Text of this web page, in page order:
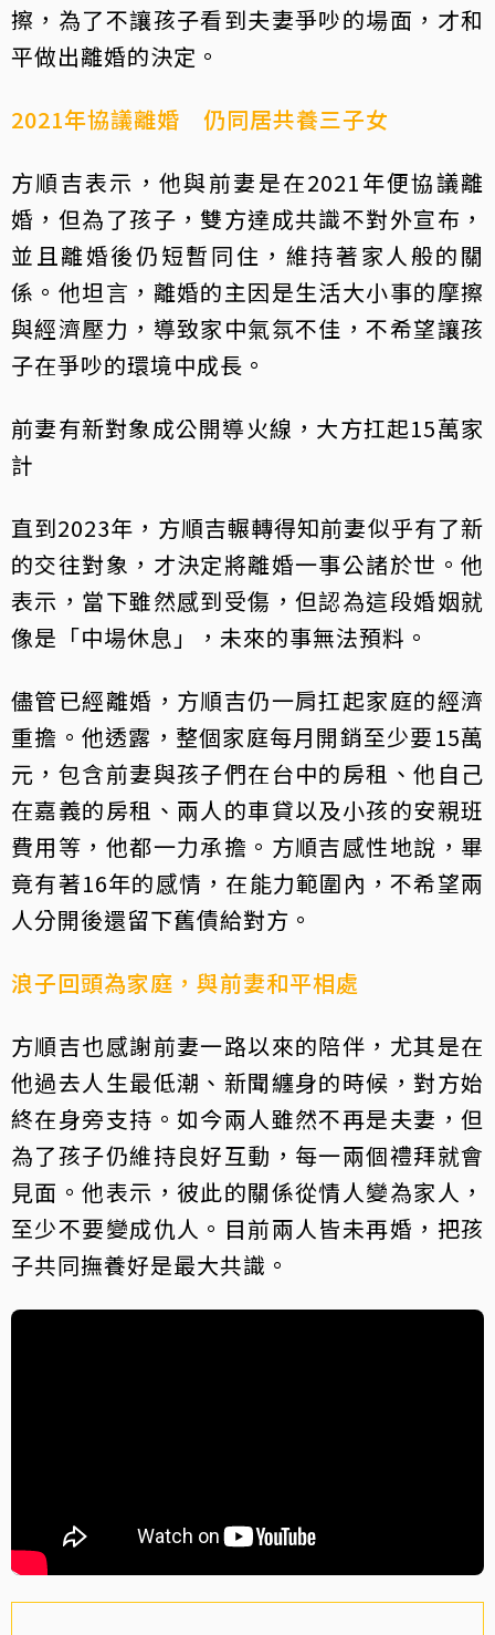
擦，為了不讓孩子看到夫妻爭吵的場面，才和
平做出離婚的決定。
2021年協議離婚 仍同居共養三子女
方順吉表示，他與前妻是在2021年便協議離
婚，但為了孩子，雙方達成共識不對外宣布，
並且離婚後仍短暫同住，維持著家人般的關
係。他坦言，離婚的主因是生活大小事的摩擦
與經濟壓力，導致家中氣氛不佳，不希望讓孩
子在爭吵的環境中成長。
前妻有新對象成公開導火線，大方扛起15萬家
計
直到2023年，方順吉輾轉得知前妻似乎有了新
的交往對象，才決定將離婚一事公諸於世。他
表示，當下雖然感到受傷，但認為這段婚姻就
像是「中場休息」，未來的事無法預料。
儘管已經離婚，方順吉仍一肩扛起家庭的經濟
重擔。他透露，整個家庭每月開銷至少要15萬
元，包含前妻與孩子們在台中的房租、他自己
在嘉義的房租、兩人的車貸以及小孩的安親班
費用等，他都一力承擔。方順吉感性地說，畢
竟有著16年的感情，在能力範圍內，不希望兩
人分開後還留下舊債給對方。
浪子回頭為家庭，與前妻和平相處
方順吉也感謝前妻一路以來的陪伴，尤其是在
他過去人生最低潮、新聞纏身的時候，對方始
終在身旁支持。如今兩人雖然不再是夫妻，但
為了孩子仍維持良好互動，每一兩個禮拜就會
見面。他表示，彼此的關係從情人變為家人，
至少不要變成仇人。目前兩人皆未再婚，把孩
子共同撫養好是最大共識。